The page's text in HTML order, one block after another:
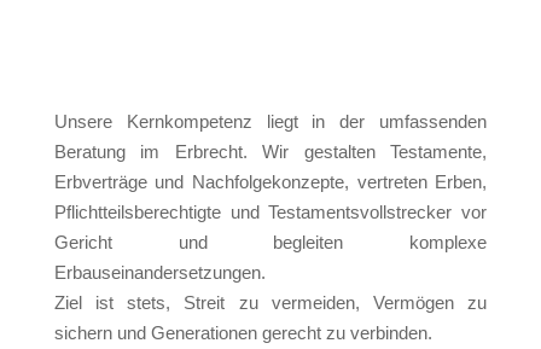
Unsere Kernkompetenz liegt in der umfassenden
Beratung im Erbrecht. Wir gestalten Testamente,
Erbverträge und Nachfolgekonzepte, vertreten Erben,
Pflichtteilsberechtigte und Testamentsvollstrecker vor
Gericht und begleiten komplexe
Erbauseinandersetzungen.
Ziel ist stets, Streit zu vermeiden, Vermögen zu
sichern und Generationen gerecht zu verbinden.